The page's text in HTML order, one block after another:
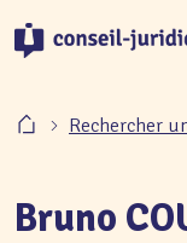
Rechercher
Bruno